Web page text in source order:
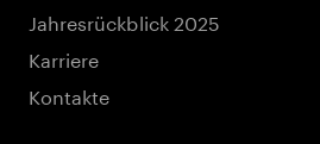
Jahresrückblick 2025
Karriere
Kontakte